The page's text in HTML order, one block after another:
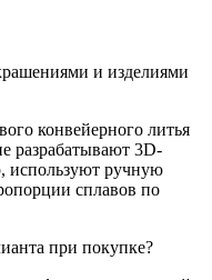
и изделиями
конвейерного литья
разрабатывают 3D-
используют ручную
сплавов по
при покупке?